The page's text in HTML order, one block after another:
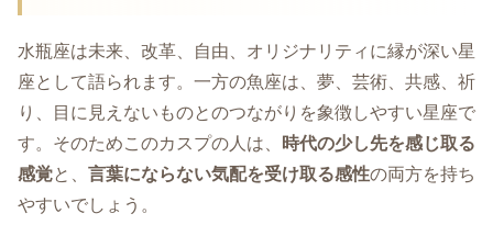
水瓶座は未来、改革、自由、オリジナリティに縁が深い星
座として語られます。一方の魚座は、夢、芸術、共感、祈
り、目に見えないものとのつながりを象徴しやすい星座で
す。そのためこのカスプの人は、
時代の少し先を感じ取る
感覚と、 言葉にならない気配を受け取る感性の両方を持ち
やすいでしょう。